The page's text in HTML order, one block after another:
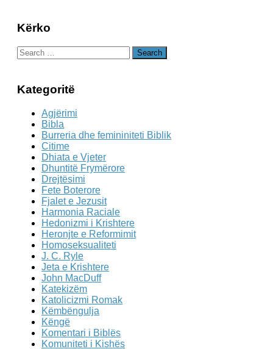
Kërko
Search
for:
Kategoritë
Agjërimi
Bibla
Burreria dhe femininiteti Biblik
Citime
Dhiata e Vjeter
Dhuntitë Frymërore
Drejtësimi
Fete Boterore
Fjalet e Jezusit
Harmonia Raciale
Hedonizmi i Krishtere
Heronjte e Reformimit
Homoseksualiteti
J. C. Ryle
Jeta e Krishtere
John MacDuff
Katekizëm
Katolicizmi Romak
Këmbëngulja
Këngë
Komentari i Biblës
Komuniteti i Kishës